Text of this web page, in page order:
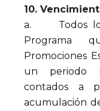
10.
a. Todos los
Programa
Promociones
un periodo
contados a
acumulación